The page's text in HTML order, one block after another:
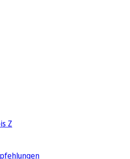
Z